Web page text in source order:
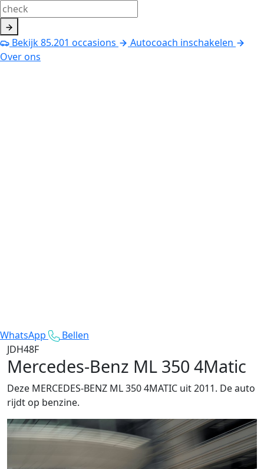
Bekijk85.201 occasions
Autocoach inschakelen
Over ons
WhatsApp
Bellen
JDH48F
Mercedes-Benz ML 350 4Matic
Deze MERCEDES-BENZ ML 350 4MATIC uit 2011. De auto
rijdt op benzine.